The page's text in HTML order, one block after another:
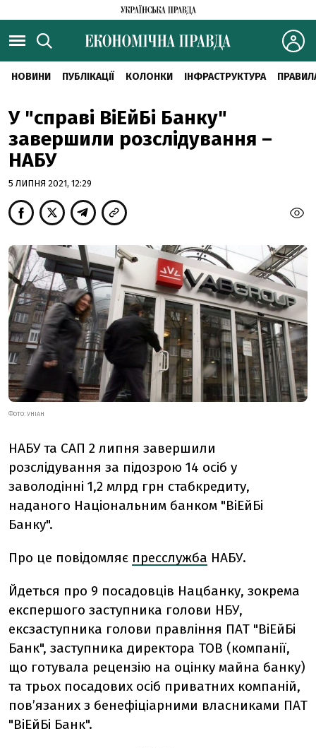
НОВИНИ ПУБЛІКАЦІЇ КОЛОНКИ ІНФРАСТРУКТУРА
У "справі ВіЕйБі Банку"
завершили розслідування –
НАБУ
5 ЛИПНЯ 2021, 12:29
ФОТО: УНІАН
НАБУ та САП 2 липня завершили
розслідування за підозрою 14 осіб у
заволодінні 1,2 млрд грн стабкредиту,
наданого Національним банком "ВіЕйБі
Банку".
Про це повідомляє пресслужба НАБУ.
Йдеться про 9 посадовців Нацбанку, зокрема
експершого заступника голови НБУ,
ексзаступника голови правління ПАТ "ВіЕйБі
Банк", заступника директора ТОВ (компанії,
що готувала рецензію на оцінку майна банку)
та трьох посадових осіб приватних компаній,
пов’язаних з бенефіціарними власниками ПАТ
"ВіЕйБі Банк".